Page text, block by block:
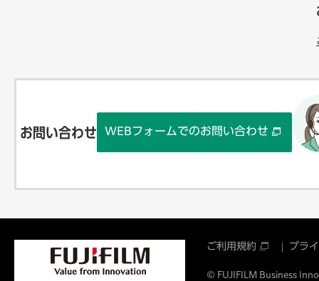
お問い合わせ WEBフォームでのお問い合わせ
ご利用規約 プラ
© FUJIFILM Business